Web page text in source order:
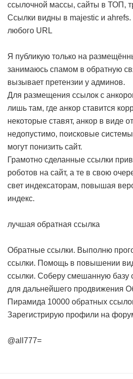
ссылочной массы, сайты в ТОП,
Cсылки видны в majestic и
любого URL
Я публикую только на
занимаюсь спамом в обратную
вызывает претензии у админов.
Для размещения ссылок с
лишь там, где анкор ставится
некоторые ставят, анкор в виде
недопустимо, поисковые
могут понизить сайт.
Грамотно сделанные ссылки
роботов на сайт, а те в свою
свет индексаторам, повышая
индекс.
лучшая обратная ссылка
Обратные ссылки. Выполню
ссылки. Помощь в повышении
ссылки. Соберу смешанную базу
для дальнейшего продвижения
Пирамида 10000 обратных
Зарегистрирую профили на
@all777=